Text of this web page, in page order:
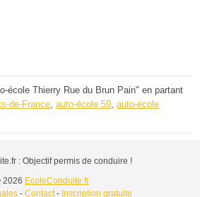
école Thierry Rue du Brun Pain" en partant
de-France auto-école 59 auto-école
: Objectif permis de conduire !
2026 EcoleConduite.fr
- Contact- Inscription gratuite